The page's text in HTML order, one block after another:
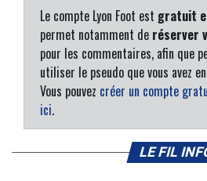
Le compte Lyon Foot est gratuit
permet notamment de réserver
pour les commentaires, afin que
utiliser le pseudo que vous avez
Vous pouvez créer un compte
ici.
LE FIL